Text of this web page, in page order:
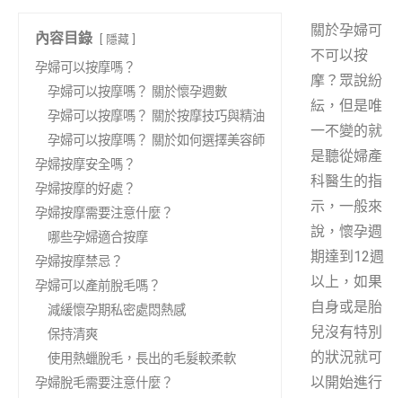
內容目錄 隱藏
孕婦可以按摩嗎？
孕婦可以按摩嗎？ 關於懷孕週數
孕婦可以按摩嗎？ 關於按摩技巧與精油
孕婦可以按摩嗎？ 關於如何選擇美容師
孕婦按摩安全嗎？
孕婦按摩的好處？
孕婦按摩需要注意什麼？
哪些孕婦適合按摩
孕婦按摩禁忌？
孕婦可以產前脫毛嗎？
減緩懷孕期私密處悶熱感
保持清爽
使用熱蠟脫毛，長出的毛髮較柔軟
孕婦脫毛需要注意什麼？
關於孕婦可
不可以按
摩？眾說紛
紜，但是唯
一不變的就
是聽從婦產
科醫生的指
示，一般來
說，懷孕週
期達到12週
以上，如果
自身或是胎
兒沒有特別
的狀況就可
以開始進行